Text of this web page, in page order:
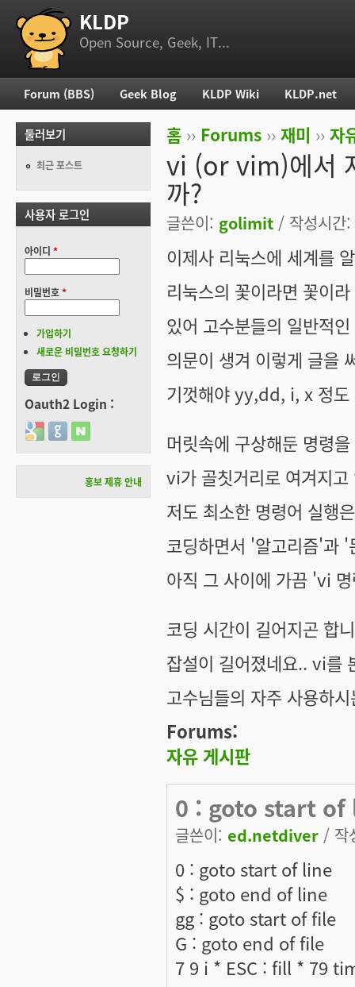
부 메뉴 KLDP
Open Source, Geek, IT...
현재 위치
홈 ›› Forums ›› 재미 ›› 자
vi (or vim)에서
까?
글쓴이: golimit / 작성시
이제사 리눅스에 세계를
리눅스의 꽃이라면 꽃이
있어 고수분들의 일반적
의문이 생겨 이렇게 글을
기껏해야 yy,dd, i, x 정도
머릿속에 구상해둔 명령
vi가 골칫거리로 여겨지고
저도 최소한 명령어 실행
코딩하면서 '알고리즘'과
아직 그 사이에 가끔 'vi
코딩 시간이 길어지곤 합
잡설이 길어졌네요.. vi를
고수님들의 자주 사용하
Forums:
자유 게시판
0 : goto start
글쓴이: ed.netdiver / 작
0 : goto start of line
$ : goto end of line
gg : goto start of file
G : goto end of file
7 9 i * ESC : fill * 79
주 메뉴
Forum (BBS) Geek Blog KLDP Wiki KLDP.net
둘러보기
최근 포스트
사용자 로그인
아이디 *
비밀번호*
가입하기
새로운 비밀번호 요청하기
Oauth2 Login :
Login with Google
Login with GitHub
Login with Naver
홍보 제휴 안내